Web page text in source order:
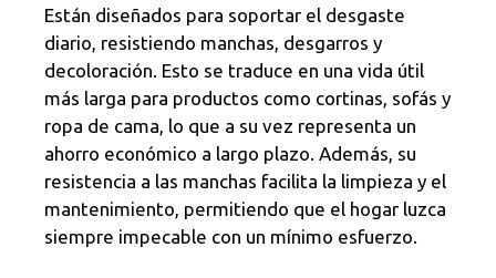
Están diseñados para soportar el desgaste
diario, resistiendo manchas, desgarros y
decoloración. Esto se traduce en una vida útil
más larga para productos como cortinas, sofás y
ropa de cama, lo que a su vez representa un
ahorro económico a largo plazo. Además, su
resistencia a las manchas facilita la limpieza y el
mantenimiento, permitiendo que el hogar luzca
siempre impecable con un mínimo esfuerzo.